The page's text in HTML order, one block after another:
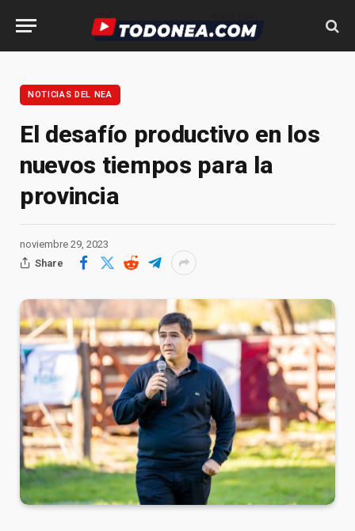
NOTICIAS DEL NEA
El desafío productivo en los
nuevos tiempos para la
provincia
noviembre 29, 2023
Share